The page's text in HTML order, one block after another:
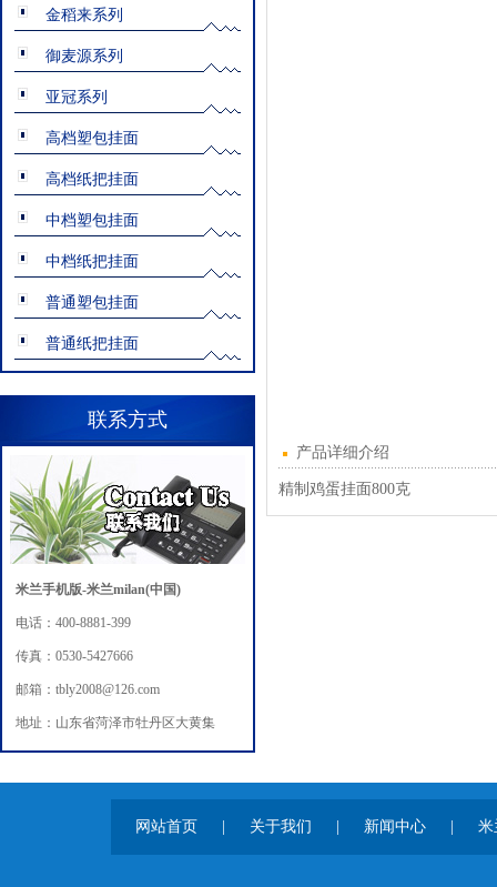
金稻来系列
御麦源系列
亚冠系列
高档塑包挂面
高档纸把挂面
中档塑包挂面
中档纸把挂面
普通塑包挂面
普通纸把挂面
联系方式
米兰手机版-米兰milan(中国)
电话：400-8881-399
传真：0530-5427666
邮箱：tbly2008@126.com
地址：山东省菏泽市牡丹区大黄集
产品详细介绍
精制鸡蛋挂面800克
网站首页 关于我们 新闻中心 米